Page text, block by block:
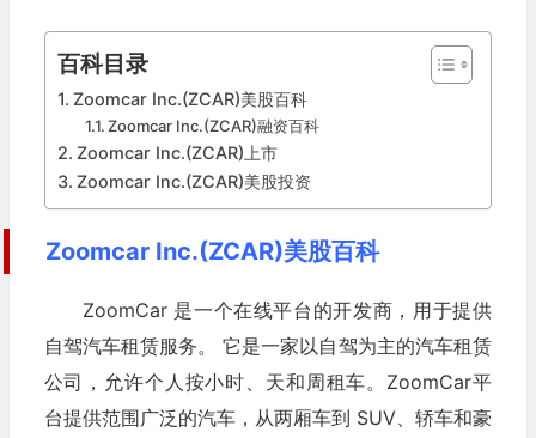
百科目录
Zoomcar Inc.(ZCAR)美股百科
Zoomcar Inc.(ZCAR)融资百科
Zoomcar Inc.(ZCAR)上市
Zoomcar Inc.(ZCAR)美股投资
Zoomcar Inc.(ZCAR)美股百科
ZoomCar 是一个在线平台的开发商，用于提供
自驾汽车租赁服务。 它是一家以自驾为主的汽车租赁
公司，允许个人按小时、天和周租车。ZoomCar平
台提供范围广泛的汽车，从两厢车到 SUV、轿车和豪